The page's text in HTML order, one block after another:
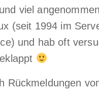
viel
(seit 1994 im
und hab oft
Rückmeldungen